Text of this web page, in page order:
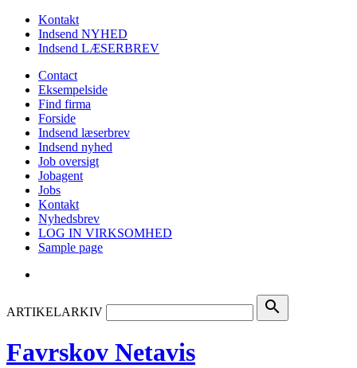
Kontakt
Indsend NYHED
Indsend LÆSERBREV
Contact
Eksempelside
Find firma
Forside
Indsend læserbrev
Indsend nyhed
Job oversigt
Jobagent
Jobs
Kontakt
Nyhedsbrev
LOG IN VIRKSOMHED
Sample page
ARTIKELARKIV search
Favrskov Netavis